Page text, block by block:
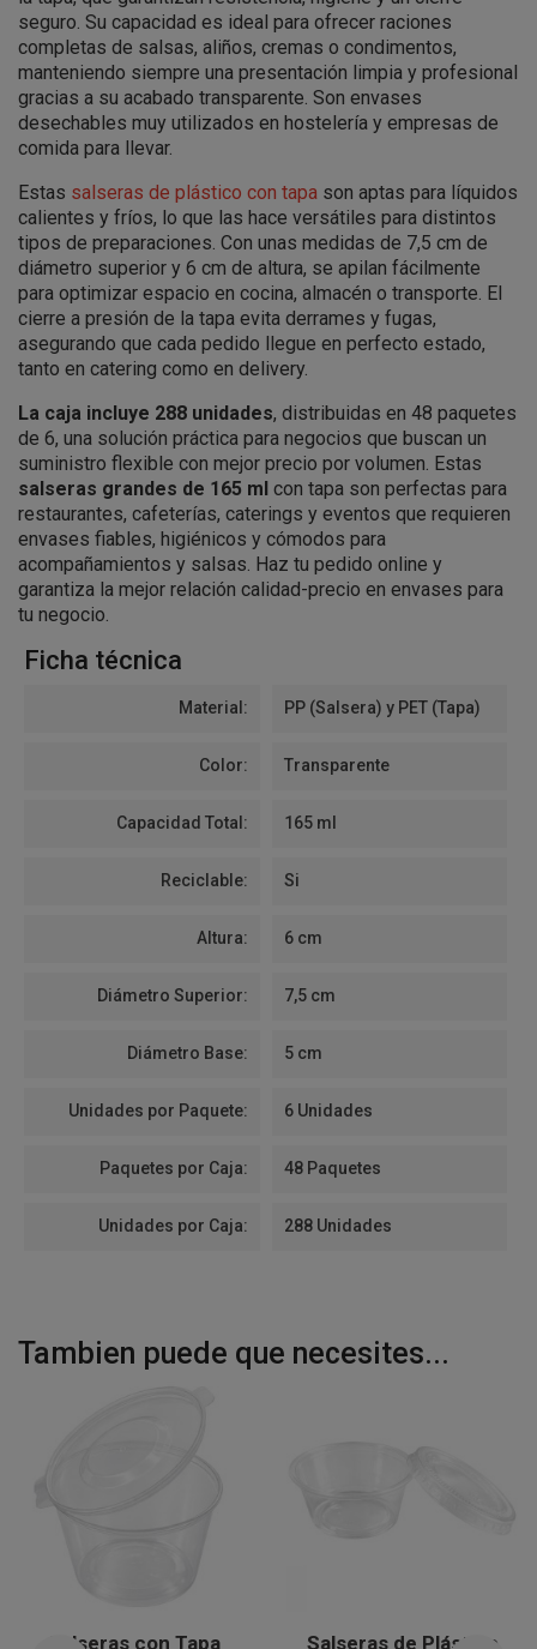
seguro. Su capacidad es ideal para ofrecer raciones
completas de salsas, aliños, cremas o condimentos,
manteniendo siempre una presentación limpia y profesional
gracias a su acabado transparente. Son envases
desechables muy utilizados en hostelería y empresas de
comida para llevar.
Estas salseras de plástico con tapa son aptas para líquidos
calientes y fríos, lo que las hace versátiles para distintos
tipos de preparaciones. Con unas medidas de 7,5 cm de
diámetro superior y 6 cm de altura, se apilan fácilmente
para optimizar espacio en cocina, almacén o transporte. El
cierre a presión de la tapa evita derrames y fugas,
asegurando que cada pedido llegue en perfecto estado,
tanto en catering como en delivery.
La caja incluye 288 unidades, distribuidas en 48 paquetes
de 6, una solución práctica para negocios que buscan un
suministro flexible con mejor precio por volumen. Estas
salseras grandes de 165 ml con tapa son perfectas para
restaurantes, cafeterías, caterings y eventos que requieren
envases fiables, higiénicos y cómodos para
acompañamientos y salsas. Haz tu pedido online y
garantiza la mejor relación calidad-precio en envases para
tu negocio.
Ficha técnica
Material: PP (Salsera) y PET (Tapa)
Color: Transparente
Capacidad Total: 165 ml
Reciclable: Si
Altura: 6 cm
Diámetro Superior: 7,5 cm
Diámetro Base: 5 cm
Unidades por Paquete: 6 Unidades
Paquetes por Caja: 48 Paquetes
Unidades por Caja: 288 Unidades
Tambien puede que necesites...
Salseras con Tapa
Salseras de Plástico